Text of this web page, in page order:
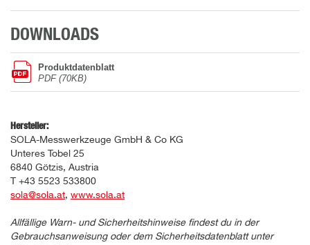
DOWNLOADS
Produktdatenblatt
PDF (70KB)
Hersteller:
SOLA-Messwerkzeuge GmbH & Co KG
Unteres Tobel 25
6840 Götzis, Austria
T +43 5523 533800
sola@sola.at, www.sola.at
Allfällige Warn- und Sicherheitshinweise findest du in der
Gebrauchsanweisung oder dem Sicherheitsdatenblatt unter